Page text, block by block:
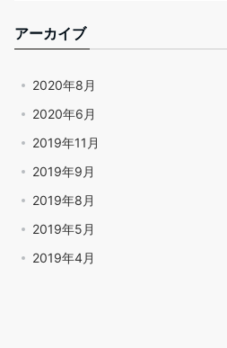
アーカイブ
2020年8月
2020年6月
2019年11月
2019年9月
2019年8月
2019年5月
2019年4月